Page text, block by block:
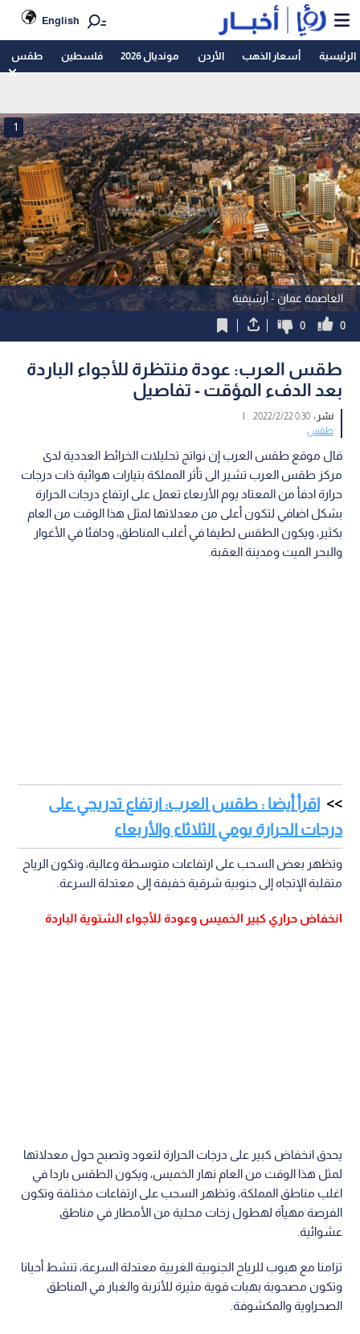
English
الرئيسية أسعار الذهب الأردن مونديال 2026 فلسطين طقس
العاصمة عمان - أرشيفية
1
0
0
طقس العرب: عودة منتظرة للأجواء الباردة
بعد الدفء المؤقت - تفاصيل
نشر :0:30 2022/2/22
|
طقس
قال موقع طقس العرب إن نواتج تحليلات الخرائط العددية لدى
مركز طقس العرب تشير الى تأثر المملكة بتيارات هوائية ذات درجات
حرارة ادفأ من المعتاد يوم الأربعاء تعمل على ارتفاع درجات الحرارة
بشكل اضافي لتكون أعلى من معدلاتها لمثل هذا الوقت من العام
بكثير، ويكون الطقس لطيفا في أغلب المناطق، ودافئا في الأغوار
والبحر الميت ومدينة العقبة.
اقرأ أيضا : طقس العرب: ارتفاع تدريجي على
درجات الحرارة يومي الثلاثاء والأربعاء
وتظهر بعض السحب على ارتفاعات متوسطة وعالية، وتكون الرياح
متقلبة الإتجاه إلى جنوبية شرقية خفيفة إلى معتدلة السرعة.
انخفاض حراري كبير الخميس وعودة للأجواء الشتوية الباردة
يحدق انخفاض كبير على درجات الحرارة لتعود وتصبح حول معدلاتها
لمثل هذا الوقت من العام نهار الخميس، ويكون الطقس باردا في
اغلب مناطق المملكة، وتظهر السحب على ارتفاعات مختلفة وتكون
الفرصة مهيأة لهطول زخات محلية من الأمطار في مناطق
عشوائية.
تزامنا مع هبوب للرياح الجنوبية الغربية معتدلة السرعة، تنشط أحيانا
وتكون مصحوبة بهبات قوية مثيرة للأتربة والغبار في المناطق
الصحراوية والمكشوفة.